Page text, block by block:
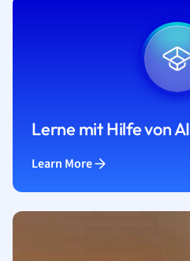
Lerne mit Hilfe von AI
Learn More